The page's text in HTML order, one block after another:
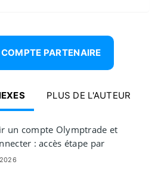
PARTENAIRE
PLUS DE L'AUTEUR
un compte Olymptrade et
: accès étape par